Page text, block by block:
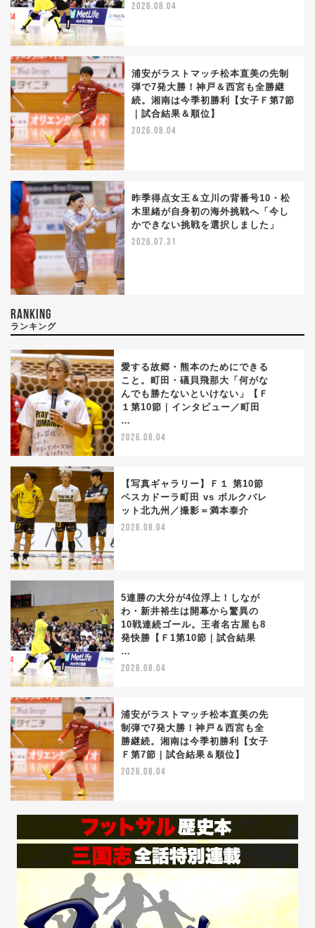
2026.08.04
浦安がラストマッチ松本直美の先制
弾で7発大勝！神戸＆西宮も全勝継
続。湘南は今季初勝利【女子Ｆ第7節
｜試合結果＆順位】
2026.08.04
昨季得点女王＆立川の背番号10・松
木里緒が自身初の海外挑戦へ「今し
かできない挑戦を選択しました」
2026.07.31
RANKING
ランキング
愛する故郷・熊本のためにできる
こと。町田・礒貝飛那大「何がな
んでも勝たないといけない」【Ｆ
１第10節｜インタビュー／町田
…
2026.08.04
【写真ギャラリー】Ｆ１ 第10節
ペスカドーラ町田 vs ボルクバレ
ット北九州／撮影＝満本泰介
2026.08.04
5連勝の大分が4位浮上！しなが
わ・新井裕生は開幕から驚異の
10戦連続ゴール。王者名古屋も8
発快勝【Ｆ1第10節｜試合結果
…
2026.08.04
浦安がラストマッチ松本直美の先
制弾で7発大勝！神戸＆西宮も全
勝継続。湘南は今季初勝利【女子
Ｆ第7節｜試合結果＆順位】
2026.08.04